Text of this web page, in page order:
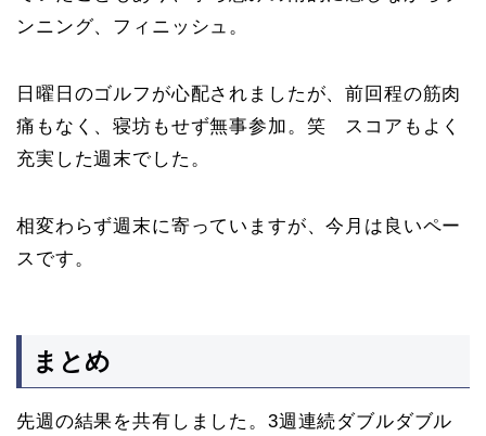
ンニング、フィニッシュ。
日曜日のゴルフが心配されましたが、前回程の筋肉
痛もなく、寝坊もせず無事参加。笑 スコアもよく
充実した週末でした。
相変わらず週末に寄っていますが、今月は良いペー
スです。
まとめ
先週の結果を共有しました。3週連続ダブルダブル